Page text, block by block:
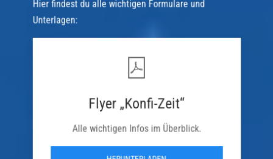
Flyer „Konfi-Zeit“
Alle wichtigen Infos im Überblick.
HERUNTERLADEN